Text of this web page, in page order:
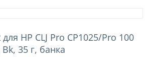
HP CLJ Pro CP1025/Pro 100
35 г, банка